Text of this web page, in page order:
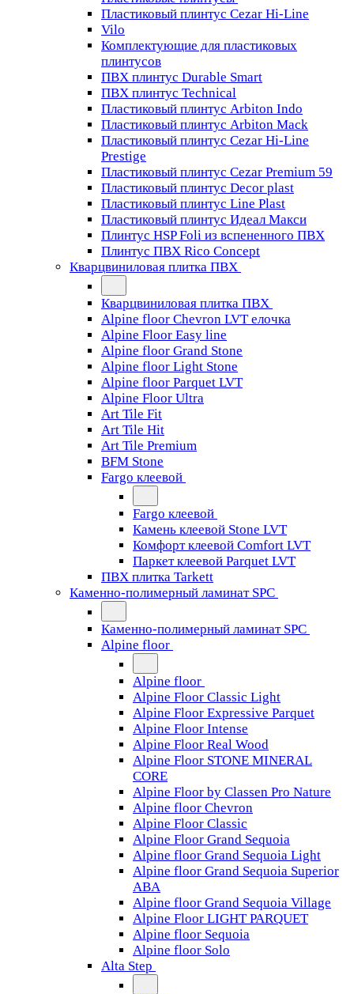
Пластиковый плинтус Cezar Hi-Line
Vilo
Комплектующие для пластиковых
плинтусов
ПВХ плинтус Durable Smart
ПВХ плинтус Technical
Пластиковый плинтус Arbiton Indo
Пластиковый плинтус Arbiton Mack
Пластиковый плинтус Cezar Hi-Line
Prestige
Пластиковый плинтус Cezar Premium 59
Пластиковый плинтус Decor plast
Пластиковый плинтус Line Plast
Пластиковый плинтус Идеал Макси
Плинтус HSP Foli из вспененного ПВХ
Плинтус ПВХ Rico Concept
Кварцвиниловая плитка ПВХ
Кварцвиниловая плитка ПВХ
Alpine floor Chevron LVT елочка
Alpine Floor Easy line
Alpine floor Grand Stone
Alpine floor Light Stone
Alpine floor Parquet LVT
Alpine Floor Ultra
Art Tile Fit
Art Tile Hit
Art Tile Premium
BFM Stone
Fargo клеевой
Fargo клеевой
Камень клеевой Stone LVT
Комфорт клеевой Comfort LVT
Паркет клеевой Parquet LVT
ПВХ плитка Tarkett
Каменно-полимерный ламинат SPC
Каменно-полимерный ламинат SPC
Alpine floor
Alpine floor
Alpine Floor Classic Light
Alpine Floor Expressive Parquet
Alpine Floor Intense
Alpine Floor Real Wood
Alpine Floor STONE MINERAL
CORE
Alpine Floor by Classen Pro Nature
Alpine floor Chevron
Alpine Floor Classic
Alpine Floor Grand Sequoia
Alpine floor Grand Sequoia Light
Alpine floor Grand Sequoia Superior
ABA
Alpine floor Grand Sequoia Village
Alpine Floor LIGHT PARQUET
Alpine floor Sequoia
Alpine floor Solo
Alta Step